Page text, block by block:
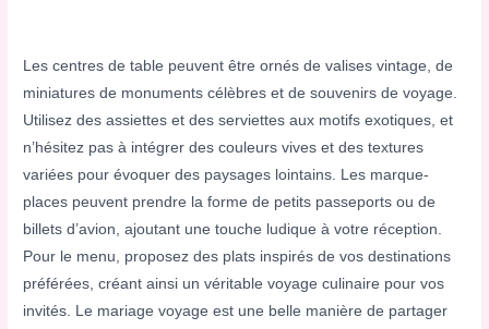
Les centres de table peuvent être ornés de valises vintage, de
miniatures de monuments célèbres et de souvenirs de voyage.
Utilisez des assiettes et des serviettes aux motifs exotiques, et
n’hésitez pas à intégrer des couleurs vives et des textures
variées pour évoquer des paysages lointains. Les marque-
places peuvent prendre la forme de petits passeports ou de
billets d’avion, ajoutant une touche ludique à votre réception.
Pour le menu, proposez des plats inspirés de vos destinations
préférées, créant ainsi un véritable voyage culinaire pour vos
invités. Le mariage voyage est une belle manière de partager